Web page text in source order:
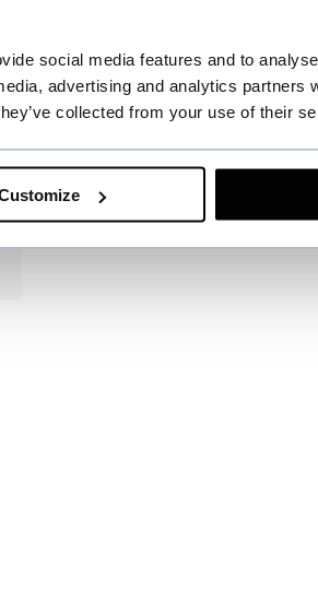
social media features and to
advertising and analytics partners
collected from your use of their